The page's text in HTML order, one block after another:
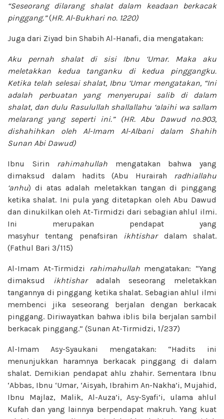
“Seseorang dilarang shalat dalam keadaan berkacak
pinggang.”(HR. Al-Bukhari no. 1220)
Juga dari Ziyad bin Shabih Al-Hanafi, dia mengatakan:
Aku pernah shalat di sisi Ibnu ‘Umar. Maka aku
meletakkan kedua tanganku di kedua pinggangku.
Ketika telah selesai shalat, Ibnu ‘Umar mengatakan, “Ini
adalah perbuatan yang menyerupai salib di dalam
shalat, dan dulu Rasulullah shallallahu ‘alaihi wa sallam
melarang yang seperti ini.” (HR. Abu Dawud no.903,
dishahihkan oleh Al-Imam Al-Albani dalam Shahih
Sunan Abi Dawud)
Ibnu Sirin rahimahullah mengatakan bahwa yang
dimaksud dalam hadits (Abu Hurairah
radhiallahu
‘anhu) di atas adalah meletakkan tangan di pinggang
ketika shalat. Ini pula yang ditetapkan oleh Abu Dawud
dan dinukilkan oleh At-Tirmidzi dari sebagian ahlul ilmi.
Ini merupakan pendapat yang
masyhur tentang penafsiran ikhtishardalam shalat.
(Fathul Bari 3/115)
Al-Imam At-Tirmidzi rahimahullahmengatakan: “Yang
dimaksud
ikhtisharadalah seseorang meletakkan
tangannya di pinggang ketika shalat. Sebagian ahlul ilmi
membenci jika seseorang berjalan dengan berkacak
pinggang. Diriwayatkan bahwa iblis bila berjalan sambil
berkacak pinggang.” (Sunan At-Tirmidzi, 1/237)
Al-Imam Asy-Syaukani mengatakan: “Hadits ini
menunjukkan haramnya berkacak pinggang di dalam
shalat. Demikian pendapat ahlu zhahir. Sementara Ibnu
‘Abbas, Ibnu ‘Umar, ‘Aisyah, Ibrahim An-Nakha’i, Mujahid,
Ibnu Majlaz, Malik, Al-Auza’i, Asy-Syafi’i, ulama ahlul
Kufah dan yang lainnya berpendapat makruh. Yang kuat